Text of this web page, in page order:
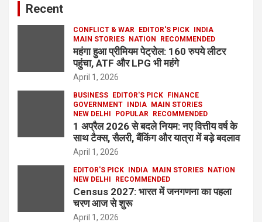
Recent
CONFLICT & WAR EDITOR'S PICK
INDIA
MAIN STORIES
NATION RECOMMENDED
महंगा हुआ प्रीमियम पेट्रोल: 160 रुपये लीटर
पहुंचा, ATF और LPG भी महंगे
April 1, 2026
BUSINESS EDITOR'S PICK
FINANCE
GOVERNMENT
INDIA
MAIN STORIES
NEW DELHI
POPULAR RECOMMENDED
1 अप्रैल 2026 से बदले नियम: नए वित्तीय वर्ष के
साथ टैक्स, सैलरी, बैंकिंग और यात्रा में बड़े बदलाव
April 1, 2026
EDITOR'S PICK INDIA MAIN STORIES
NATION
NEW DELHI
RECOMMENDED
Census 2027: भारत में जनगणना का पहला
चरण आज से शुरू
April 1, 2026